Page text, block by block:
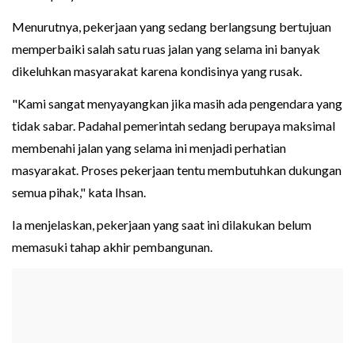
Menurutnya, pekerjaan yang sedang berlangsung bertujuan
memperbaiki salah satu ruas jalan yang selama ini banyak
dikeluhkan masyarakat karena kondisinya yang rusak.
"Kami sangat menyayangkan jika masih ada pengendara yang
tidak sabar. Padahal pemerintah sedang berupaya maksimal
membenahi jalan yang selama ini menjadi perhatian
masyarakat. Proses pekerjaan tentu membutuhkan dukungan
semua pihak," kata Ihsan.
Ia menjelaskan, pekerjaan yang saat ini dilakukan belum
memasuki tahap akhir pembangunan.